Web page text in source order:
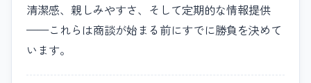
清潔感、親しみやすさ、そして定期的な情報提供
——これらは商談が始まる前にすでに勝負を決めて
います。